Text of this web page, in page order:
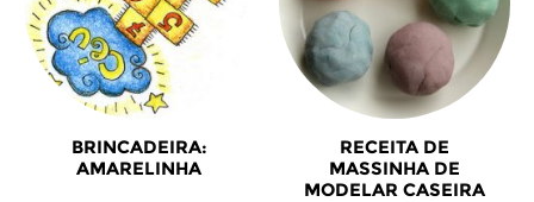
BRINCADEIRA:
AMARELINHA
RECEITA DE
MASSINHA DE
MODELAR CASEIRA